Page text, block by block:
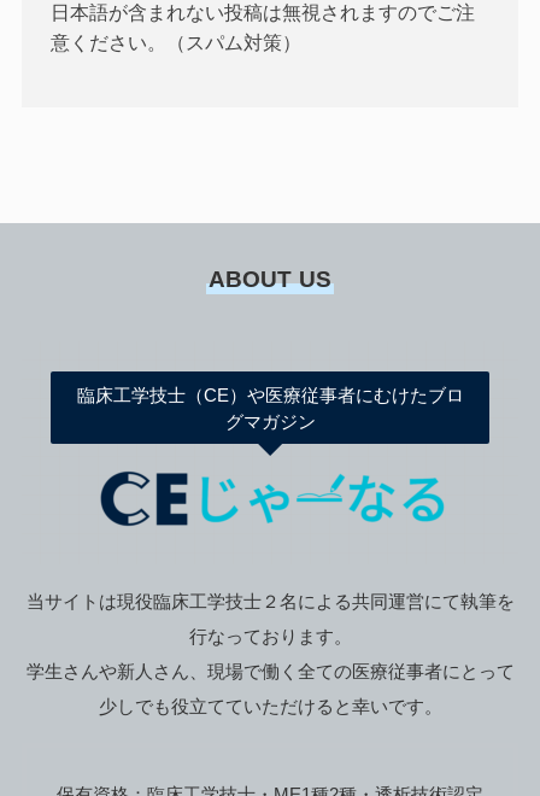
日本語が含まれない投稿は無視されますのでご注
意ください。（スパム対策）
ABOUT US
臨床工学技士（CE）や医療従事者にむけたブロ
グマガジン
当サイトは現役臨床工学技士２名による共同運営にて執筆を
行なっております。
学生さんや新人さん、現場で働く全ての医療従事者にとって
少しでも役立てていただけると幸いです。